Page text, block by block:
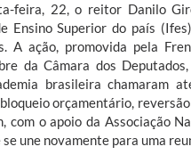
feira, 22, o reitor Danilo
Ensino Superior do país
A ação, promovida pela
da Câmara dos
brasileira chamaram
orçamentário,
com o apoio da Associação
une novamente para uma